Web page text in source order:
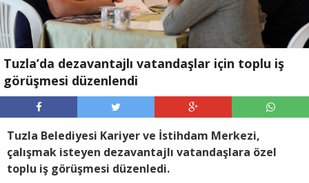
Tuzla’da dezavantajlı vatandaşlar için toplu iş
görüşmesi düzenlendi
Tuzla Belediyesi Kariyer ve İstihdam Merkezi,
çalışmak isteyen dezavantajlı vatandaşlara özel
toplu iş görüşmesi düzenledi.